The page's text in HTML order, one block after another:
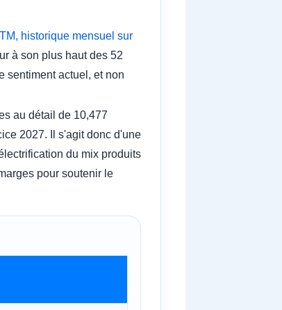
historique mensuel sur
à son plus haut des 52
sentiment actuel, et non
au détail de 10,477
2027. Il s'agit donc d'une
du mix produits
pour soutenir le